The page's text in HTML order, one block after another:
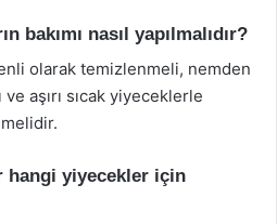
bakımı nasıl yapılmalıdır?
olarak temizlenmeli, nemden
aşırı sıcak yiyeceklerle
hangi yiyecekler için